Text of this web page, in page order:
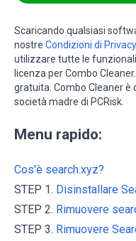
Scaricando qualsiasi
nostre Condizioni di Privacy
utilizzare tutte le
licenza per Combo
gratuita. Combo Cleaner è
società madre di PCRisk.
Menu rapido:
Cos'è search.xyz?
STEP 1. Disinstallare
STEP 2. Rimuovere
STEP 3. Rimuovere